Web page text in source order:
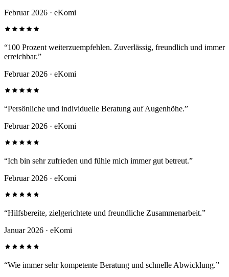
Februar 2026 · eKomi
“100 Prozent weiterzuempfehlen. Zuverlässig, freundlich und immer
erreichbar.”
Februar 2026 · eKomi
“Persönliche und individuelle Beratung auf Augenhöhe.”
Februar 2026 · eKomi
“Ich bin sehr zufrieden und fühle mich immer gut betreut.”
Februar 2026 · eKomi
“Hilfsbereite, zielgerichtete und freundliche Zusammenarbeit.”
Januar 2026 · eKomi
“Wie immer sehr kompetente Beratung und schnelle Abwicklung.”